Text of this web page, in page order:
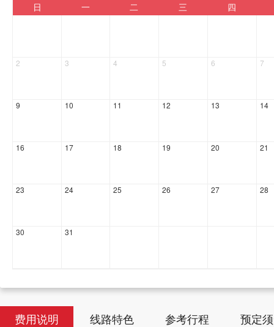
日 一 二 三 四
2 3 4 5 6 7
9 10 11 12 13 14
16 17 18 19 20 21
23 24 25 26 27 28
30 31
费用说明 线路特色 参考行程 预定